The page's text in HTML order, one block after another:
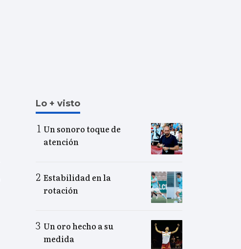
Lo + visto
Un sonoro toque de
atención
Estabilidad en la
rotación
Un oro hecho a su
medida